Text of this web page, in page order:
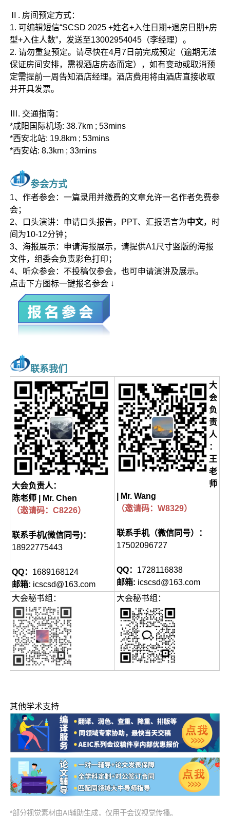
Ⅱ. 房间预定方式：
1. 可编辑短信“SCSD 2025 +姓名+入住日期+退房日期+房
型+入住人数”，发送至13002954045（李经理）。
2. 请勿重复预定。请尽快在4月7日前完成预定（逾期无法
保证房间安排，需视酒店房态而定），如有变动或取消预
定需提前一周告知酒店经理。酒店费用将由酒店直接收取
并开具发票。
Ⅲ. 交通指南：
*咸阳国际机场: 38.7km ; 53mins
*西安北站: 19.8km ; 53mins
*西安站: 8.3km ; 33mins
参会方式
1、作者参会：一篇录用并缴费的文章允许一名作者免费参
会；
2、口头演讲：申请口头报告，PPT、汇报语言为中文，时
间为10-12分钟；
3、海报展示：申请海报展示，请提供A1尺寸竖版的海报
文件，组委会负责彩色打印；
4、听众参会：不投稿仅参会，也可申请演讲及展示。
点击下方图标一键报名参会 ↓
联系我们
大会负责人：
陈老师 | Mr. Chen
（邀请码：C8226）
联系手机(微信同号)：
18922775443
QQ： 1689168124
邮箱: icscsd@163.com
大
会
负
责
人
：
王
老
师
| Mr. Wang
（邀请码：W8329）
联系手机（微信同号）：
17502096727
QQ： 1728116838
邮箱: icscsd@163.com
大会秘书组：
大会秘书组：
其他学术支持
*部分视觉素材由AI辅助生成，仅用于会议视觉传播。